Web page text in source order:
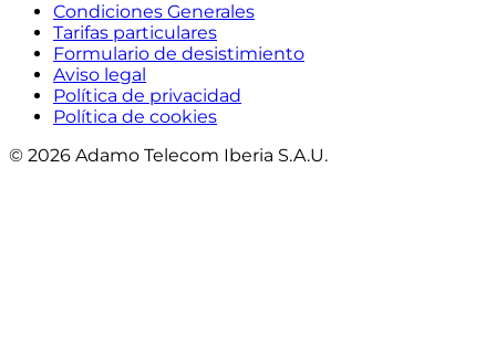
Condiciones Generales
Tarifas particulares
Formulario de desistimiento
Aviso legal
Política de privacidad
Política de cookies
© 2026 Adamo Telecom Iberia S.A.U.